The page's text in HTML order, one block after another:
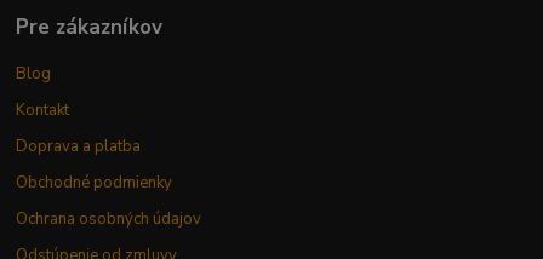
Pre zákazníkov
Blog
Kontakt
Doprava a platba
Obchodné podmienky
Ochrana osobných údajov